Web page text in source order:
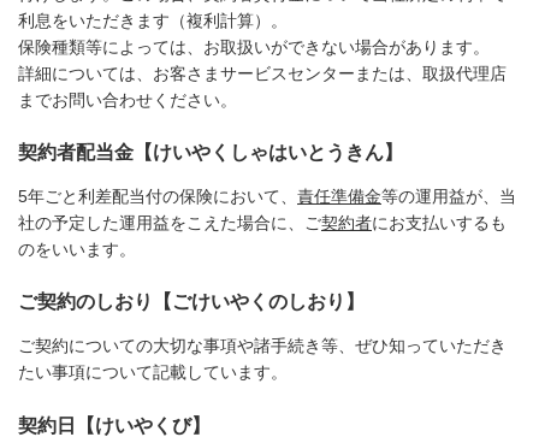
利息をいただきます（複利計算）。
保険種類等によっては、お取扱いができない場合があります。
詳細については、お客さまサービスセンターまたは、取扱代理店
までお問い合わせください。
契約者配当金【けいやくしゃはいとうきん】
5年ごと利差配当付の保険において、 責任準備金等の運用益が、当
社の予定した運用益をこえた場合に、ご契約者にお支払いするも
のをいいます。
ご契約のしおり【ごけいやくのしおり】
ご契約についての大切な事項や諸手続き等、ぜひ知っていただき
たい事項について記載しています。
契約日【けいやくび】